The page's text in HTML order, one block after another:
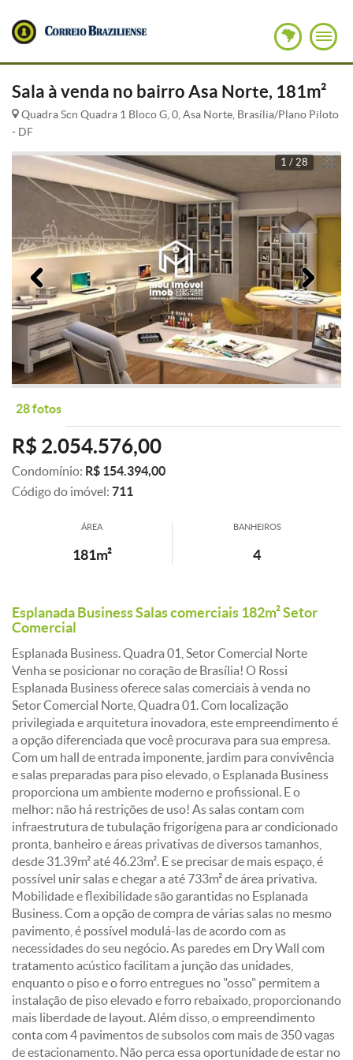
Sala à venda no bairro Asa Norte, 181m²
Quadra Scn Quadra 1 Bloco G, 0, Asa Norte, Brasília/Plano Piloto
- DF
1 / 28
Anterior
28 fotos
R$ 2.054.576,00
Condomínio: R$ 154.394,00
Código do imóvel: 711
ÁREA
181m²
BANHEIROS
4
Esplanada Business Salas comerciais 182m² Setor
Comercial
Esplanada Business. Quadra 01, Setor Comercial Norte
Venha se posicionar no coração de Brasília! O Rossi
Esplanada Business oferece salas comerciais à venda no
Setor Comercial Norte, Quadra 01. Com localização
privilegiada e arquitetura inovadora, este empreendimento é
a opção diferenciada que você procurava para sua empresa.
Com um hall de entrada imponente, jardim para convivência
e salas preparadas para piso elevado, o Esplanada Business
proporciona um ambiente moderno e profissional. E o
melhor: não há restrições de uso! As salas contam com
infraestrutura de tubulação frigorígena para ar condicionado
pronta, banheiro e áreas privativas de diversos tamanhos,
desde 31.39m² até 46.23m². E se precisar de mais espaço, é
possível unir salas e chegar a até 733m² de área privativa.
Mobilidade e flexibilidade são garantidas no Esplanada
Business. Com a opção de compra de várias salas no mesmo
pavimento, é possível modulá-las de acordo com as
necessidades do seu negócio. As paredes em Dry Wall com
tratamento acústico facilitam a junção das unidades,
enquanto o piso e o forro entregues no "osso" permitem a
instalação de piso elevado e forro rebaixado, proporcionando
mais liberdade de layout. Além disso, o empreendimento
conta com 4 pavimentos de subsolos com mais de 350 vagas
de estacionamento. Não perca essa oportunidade de estar no